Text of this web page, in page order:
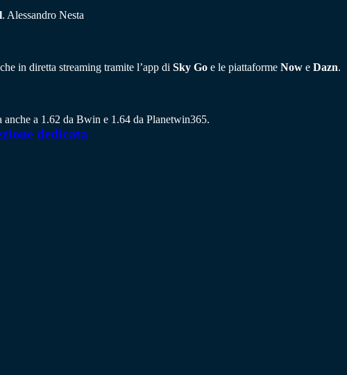
. Alessandro Nesta
in diretta streaming tramite l’app di Sky Go e le piattaforme Now e Dazn.
a 1.62 da Bwin e 1.64 da Planetwin365.
dedicata